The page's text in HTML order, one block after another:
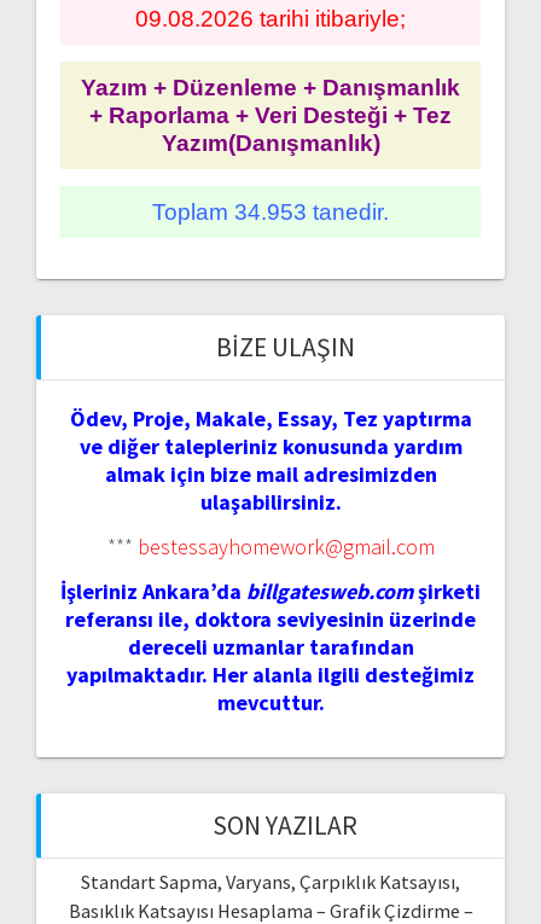
09.08.2026 tarihi itibariyle;
Yazım + Düzenleme + Danışmanlık
+ Raporlama + Veri Desteği + Tez
Yazım(Danışmanlık)
Toplam 34.953 tanedir.
BIZE ULAŞIN
Ödev, Proje, Makale, Essay, Tez yaptırma
ve diğer talepleriniz konusunda yardım
almak için bize mail adresimizden
ulaşabilirsiniz.
*** bestessayhomework@gmail.com
İşleriniz Ankara’da billgatesweb.comşirketi
referansı ile, doktora seviyesinin üzerinde
dereceli uzmanlar tarafından
yapılmaktadır. Her alanla ilgili desteğimiz
mevcuttur.
SON YAZILAR
Standart Sapma, Varyans, Çarpıklık Katsayısı,
Basıklık Katsayısı Hesaplama – Grafik Çizdirme –